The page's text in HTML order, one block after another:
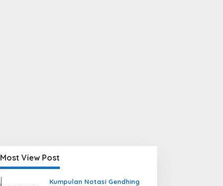
Most View Post
Kumpulan Notasi Gendhing